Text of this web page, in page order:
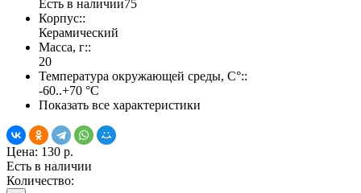
Есть в наличии75
Корпус::
Керамический
Масса, г::
20
Температура окружающей среды, С°::
-60..+70 °С
Показать все характеристики
Цена: 130 р.
Есть в наличии
Количество: